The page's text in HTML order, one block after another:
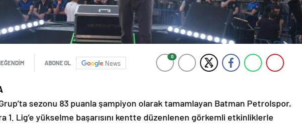
ABONE OL News
0
sezonu 83 puanla şampiyon olarak tamamlayan Batman Petrolspor,
1. Lig’e yükselme başarısını kentte düzenlenen görkemli etkinliklerle